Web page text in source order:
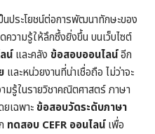
นประโยชน์ต่อการพัฒนาทักษะของ
วามรู้ให้ลึกซึ้งยิ่งขึ้น บนเว็บไซต์
น์และคลัง ข้อสอบออนไลน์อีก
และหน่วยงานที่น่าเชื่อถือ ไม่ว่าจะ
มรู้ในรายวิชาคณิตศาสตร์ภาษา
ยเฉพาะข้อสอบวัดระดับภาษา
ทดสอบ CEFR ออนไลน์เพื่อ